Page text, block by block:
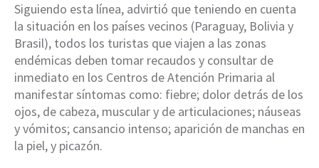
Siguiendo esta línea, advirtió que teniendo en cuenta
la situación en los países vecinos (Paraguay, Bolivia y
Brasil), todos los turistas que viajen a las zonas
endémicas deben tomar recaudos y consultar de
inmediato en los Centros de Atención Primaria al
manifestar síntomas como: fiebre; dolor detrás de los
ojos, de cabeza, muscular y de articulaciones; náuseas
y vómitos; cansancio intenso; aparición de manchas en
la piel, y picazón.